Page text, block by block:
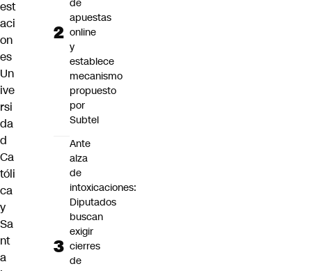
est
aci
on
es
Un
ive
rsi
da
d
Ca
tóli
ca
y
Sa
nt
a
de
apuestas
online
y
establece
mecanismo
propuesto
por
Subtel
Ante
alza
de
intoxicaciones:
Diputados
buscan
exigir
cierres
de